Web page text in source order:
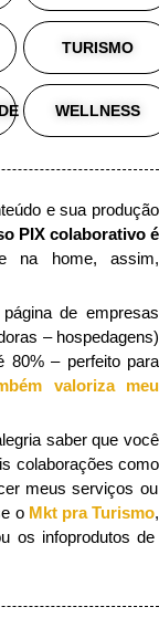
TURISMO
WELLNESS
e sua produção
PIX colaborativo é
na home, assim,
de empresas
– hospedagens)
80% – perfeito para
valoriza meu
saber que você
colaborações como
meus serviços ou
o Mkt pra Turismo,
os infoprodutos de